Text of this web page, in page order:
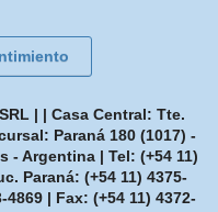
| | Casa Central: Tte.
Paraná 180 (1017) -
- Argentina | Tel: (+54 11)
Paraná: (+54 11) 4375-
4869| Fax: (+54 11) 4372-